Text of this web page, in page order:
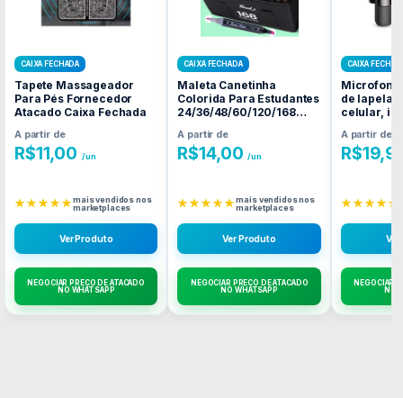
CAIXA FECHADA
Tapete Massageador
Para Pés Fornecedor
Atacado Caixa Fechada
A partir de
R$11,00 /un
★★★★★mais vendidos nos
marketplaces
Ver Produto
NEGOCIAR PREÇO DE ATACADO
NO WHATSAPP
CAIXA FECHADA
Maleta Canetinha
Colorida Para Estudantes
24/36/48/60/120/168
Caixa Fechada
A partir de
R$14,00 /un
★★★★★mais vendidos nos
marketplaces
Ver Produto
NEGOCIAR PREÇO DE ATACADO
NO WHATSAPP
CAIXA
de lapela
celular,
A partir de
R$
★★★★★
NEGOCIAR
NO